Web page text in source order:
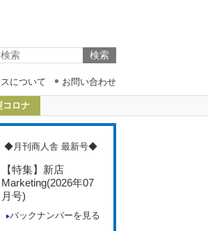
について お問い合わせ
コロナ
◆月刊商人舎 最新号◆
【特集】新店
Marketing(2026年07
月号)
バックナンバーを見る